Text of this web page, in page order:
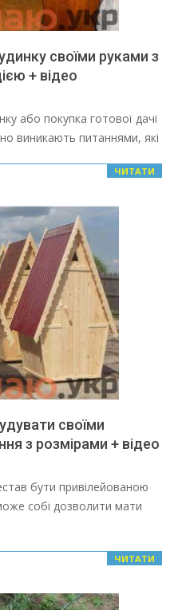
своїми руками з
+ відео
або покупка готової дачі
виникають питаннями, які
ЧИТАТИ
своїми
з розмірами + відео
бути привілейованою
собі дозволити мати
ЧИТАТИ